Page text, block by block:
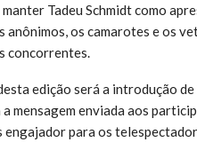
Tadeu Schmidt como
anônimos, os camarotes e os
concorrentes.
edição será a introdução
mensagem enviada aos
para os